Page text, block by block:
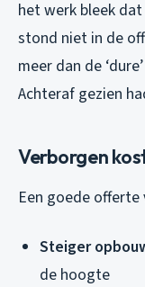
het werk bleek
stond niet in de
meer dan de
Achteraf gezien
Verborgen
Een goede
Steiger
de hoogte